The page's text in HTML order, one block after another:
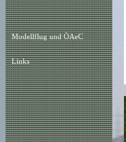
Modellflug und ÖAeC
Links